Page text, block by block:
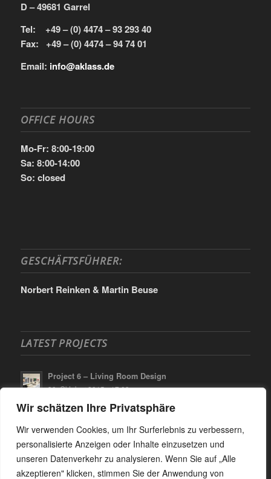
Wir schätzen Ihre Privatsphäre
Wir verwenden Cookies, um Ihr Surferlebnis zu verbessern,
personalisierte Anzeigen oder Inhalte einzusetzen und
unseren Datenverkehr zu analysieren. Wenn Sie auf „Alle
akzeptieren" klicken, stimmen Sie der Anwendung von
D – 49681 Garrel
Tel: +49 – (0) 4474 – 93 293 40
Fax: +49 – (0) 4474 – 94 74 01
Email: info@aklass.de
OFFICE HOURS
Mo-Fr: 8:00-19:00
Sa: 8:00-14:00
So: closed
GESCHÄFTSFÜHRER:
Norbert Reinken & Martin Beuse
LATEST PROJECTS
Project 6 – Living Room Design
30. Oktober 2015 - 17:09
Project 5 – More Interior
Project 4 – Office Tower
21. Oktober 2015 - 15:47